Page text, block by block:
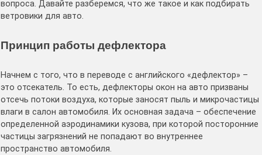
вопроса. Давайте разберемся, что же такое и как подбирать
ветровики для авто.
Принцип работы дефлектора
Начнем с того, что в переводе с английского «дефлектор» –
это отсекатель. То есть, дефлекторы окон на авто призваны
отсечь потоки воздуха, которые заносят пыль и микрочастицы
влаги в салон автомобиля. Их основная задача – обеспечение
определенной аэродинамики кузова, при которой посторонние
частицы загрязнений не попадают во внутреннее
пространство автомобиля.